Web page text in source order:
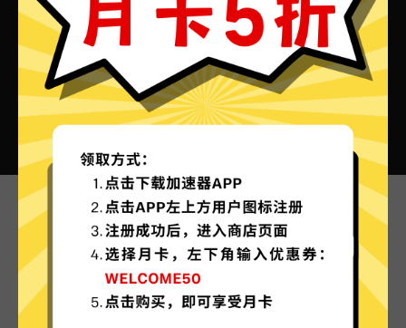
海豚加速器VPN的特色